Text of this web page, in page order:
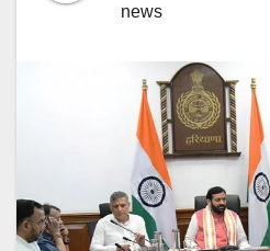
news